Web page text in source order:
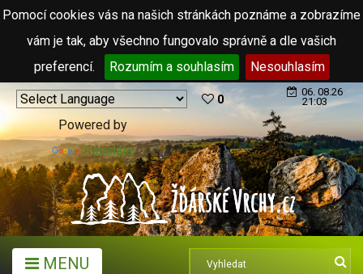
Pomocí cookies vás na našich stránkách poznáme a zobrazíme
vám je tak, aby všechno fungovalo správně a dle vašich
preferencí.
Rozumím a souhlasím Nesouhlasím
Powered by
Translate
0
06. 08.26
21:03
MENU